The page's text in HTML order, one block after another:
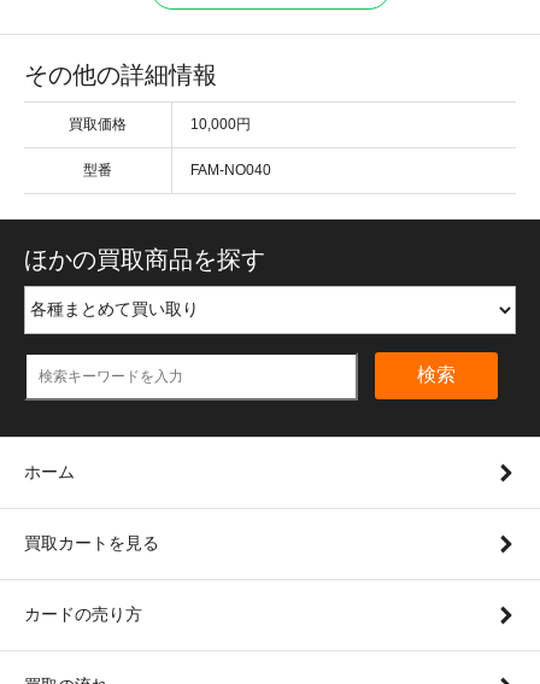
その他の詳細情報
買取価格 10,000円
型番 FAM-NO040
ほかの買取商品を探す
検索
ホーム
買取カートを見る
カードの売り方